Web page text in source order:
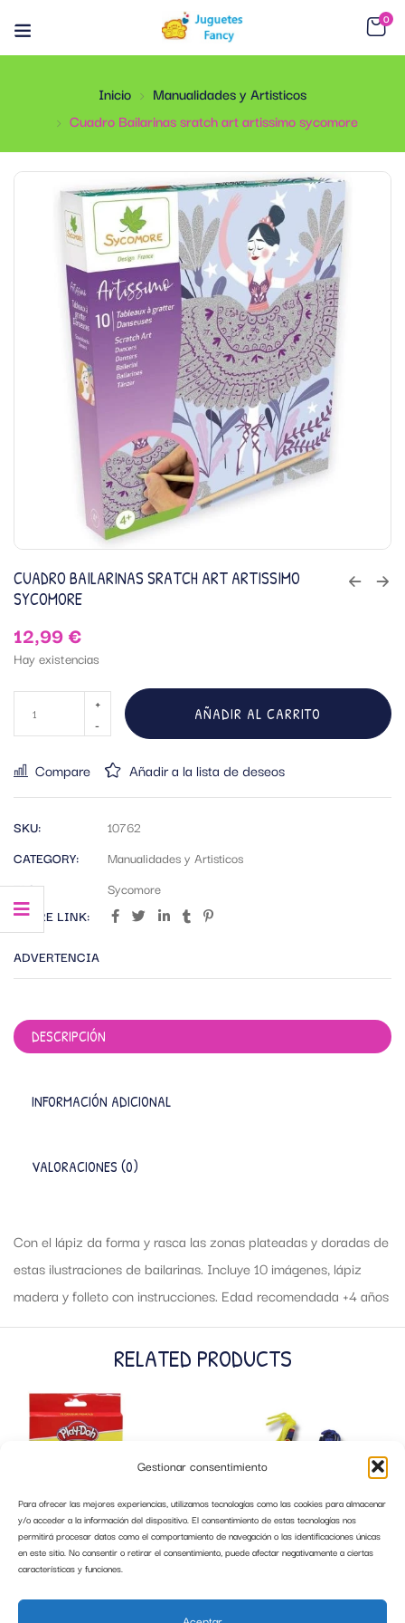
Gestionar consentimiento
Para ofrecer las mejores experiencias, utilizamos tecnologías como las cookies para almacenar
y/o acceder a la información del dispositivo. El consentimiento de estas tecnologías nos
permitirá procesar datos como el comportamiento de navegación o las identificaciones únicas
en este sitio. No consentir o retirar el consentimiento, puede afectar negativamente a ciertas
características y funciones.
0
Inicio
Manualidades y Artisticos
Cuadro Bailarinas sratch art artissimo sycomore
CUADRO BAILARINAS SRATCH ART ARTISSIMO
SYCOMORE
12,99€
Hay existencias
AÑADIR AL CARRITO
Compare Añadir a la lista de deseos
SKU:
10762
CATEGORY:
Manualidades y Artisticos
TAG:
Sycomore
SHARE LINK:
ADVERTENCIA
DESCRIPCIÓN
INFORMACIÓN ADICIONAL
VALORACIONES (0)
Con el lápiz da forma y rasca las zonas plateadas y doradas de
estas ilustraciones de bailarinas. Incluye 10 imágenes, lápiz
madera y folleto con instrucciones. Edad recomendada +4 años
RELATED PRODUCTS
DOH
CORDON